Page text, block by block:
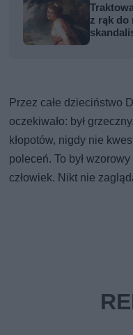
z rąk do
Przez całe dzieciństwo
oczekiwało: był
kłopotów, nigdy nie
poleceń. To był
człowiek. Nikt nie